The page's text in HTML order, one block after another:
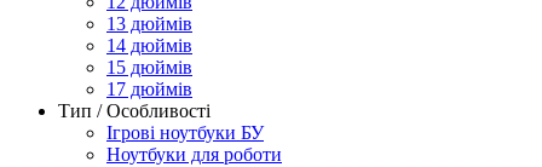
13 дюймів
14 дюймів
15 дюймів
17 дюймів
Тип / Особливості
Ігрові ноутбуки БУ
Ноутбуки для роботи